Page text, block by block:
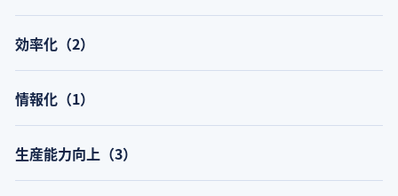
効率化（2）
情報化（1）
生産能力向上（3）